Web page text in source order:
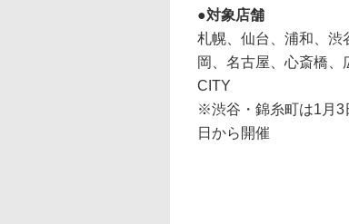
対象店舗
札幌、仙台、浦和、渋
岡、名古屋、心斎橋
CITY
※渋谷・錦糸町は1月3
日から開催